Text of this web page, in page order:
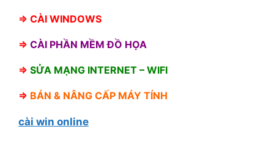
⇒ CÀI WINDOWS
⇒ CÀI PHẦN MỀM ĐỒ HỌA
⇒ SỬA MẠNG INTERNET – WIFI
⇒ BÁN & NÂNG CẤP MÁY TÍNH
cài win online